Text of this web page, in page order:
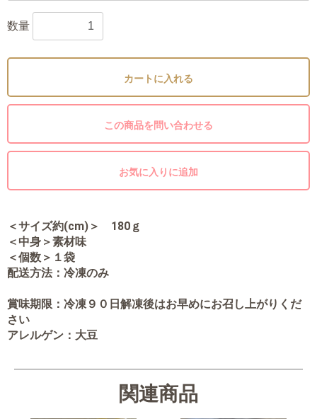
数量
カートに入れる
この商品を問い合わせる
お気に入りに追加
＜サイズ約(cm)＞ 180ｇ
＜中身＞素材味
＜個数＞１袋
配送方法：冷凍のみ
賞味期限：冷凍９０日解凍後はお早めにお召し上がりくだ
さい
アレルゲン：大豆
関連商品